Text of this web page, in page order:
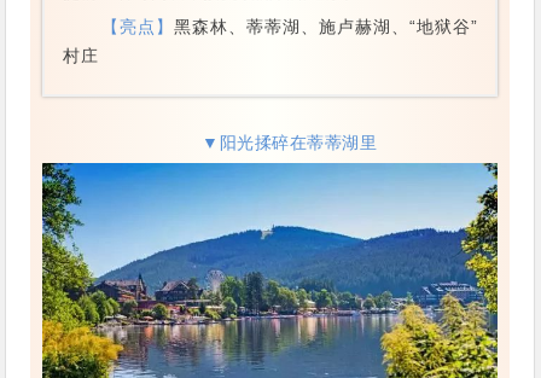
【亮点】黑森林、蒂蒂湖、施卢赫湖、“地狱谷”
村庄
▼阳光揉碎在蒂蒂湖里